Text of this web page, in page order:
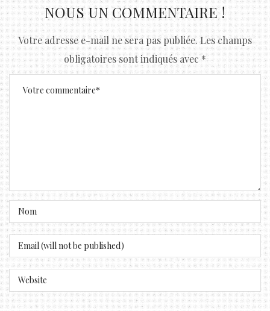
NOUS UN COMMENTAIRE !
Votre adresse e-mail ne sera pas publiée. Les champs
obligatoires sont indiqués avec*